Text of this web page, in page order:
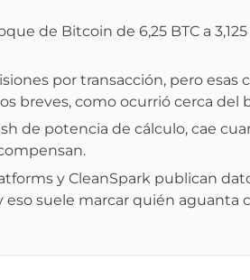
de Bitcoin de 6,25 BTC a 3,125
por transacción, pero esas
breves, como ocurrió cerca del
de potencia de cálculo, cae
y CleanSpark publican
suele marcar quién aguanta